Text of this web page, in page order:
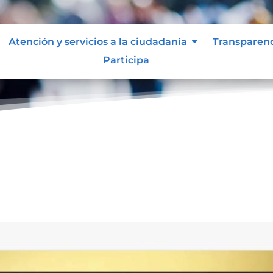
Atención y servicios a la ciudadanía
Participa